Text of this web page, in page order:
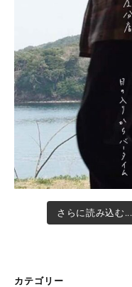
さらに読み込む...
カテゴリー